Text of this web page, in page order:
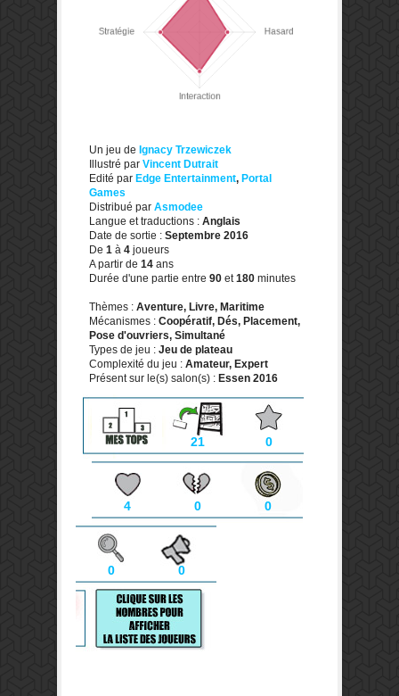
Un jeu de Ignacy Trzewiczek
Illustré par Vincent Dutrait
Edité par Edge Entertainment, Portal
Games
Distribué par Asmodee
Langue et traductions : Anglais
Date de sortie : Septembre 2016
De 1 à 4 joueurs
A partir de 14 ans
Durée d'une partie entre 90 et180 minutes
Thèmes : Aventure, Livre, Maritime
Mécanismes : Coopératif, Dés, Placement,
Pose d'ouvriers, Simultané
Types de jeu : Jeu de plateau
Complexité du jeu : Amateur, Expert
Présent sur le(s) salon(s) : Essen 2016
21 0
4 0 0
0 0